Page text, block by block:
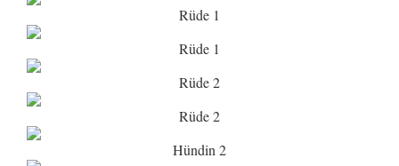
Rüde 1
Rüde 1
Rüde 2
Rüde 2
Hündin 2